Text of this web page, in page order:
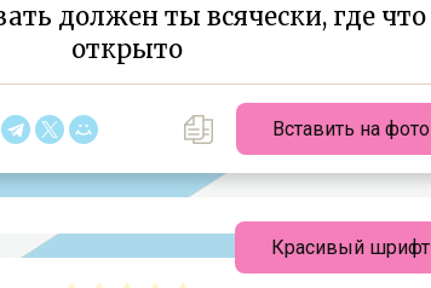
должен ты всячески, где что
открыто
Вставить на фото
Красивый шрифт